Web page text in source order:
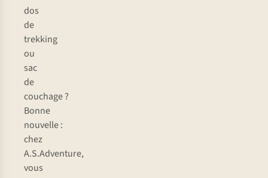
dos
de
trekking
ou
sac
de
couchage ?
Bonne
nouvelle :
chez
A.S.Adventure,
vous